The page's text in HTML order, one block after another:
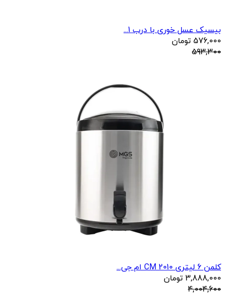
بیسیک عسل خوری با درب 1...
576,000 تومان
593,300
کلمن 6 لیتری 2010 CM ام جی...
3,888,000 تومان
4,004,600